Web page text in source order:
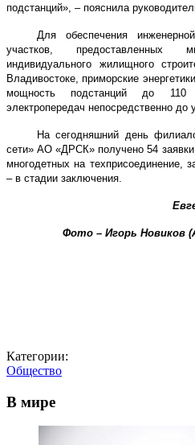
подстанций», – пояснила
Для обеспечения
участков, предоставленных
индивидуального жилищного
Владивостоке, приморские
мощность подстанций до 110
электропередач непосредственно до
На сегодняшний день
сети» АО «ДРСК» получено 54
многодетных на техприсоединение,
– в стадии заключения.
Фото – Игорь Новиков
Категории:
Общество
В мире